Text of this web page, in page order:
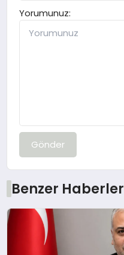
Yorumunuz:
Gönder
Benzer Haberler